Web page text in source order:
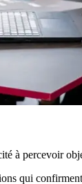
à percevoir
qui